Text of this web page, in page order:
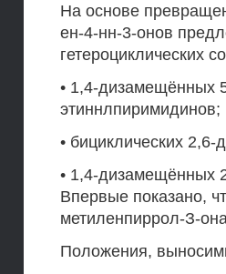
На основе
ен-4-нн-3-онов
гетероциклических
• 1,4-дизамещённых
этиннлпиримидинов;
• бициклических
• 1,4-дизамещённых
Впервые показано,
метиленпиррол-З-
Положения,